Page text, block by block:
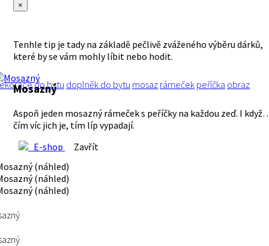
×
Tenhle tip je tady na základě pečlivě zváženého výběru dárků,
které by se vám mohly líbit nebo hodit.
do bytu doplněk do bytu mosaz rámeček peříčka obraz
Mosazný
Aspoň jeden mosazný rámeček s peříčky na každou zeď. I
čím víc jich je, tím líp vypadají.
E-shop
Zavřít